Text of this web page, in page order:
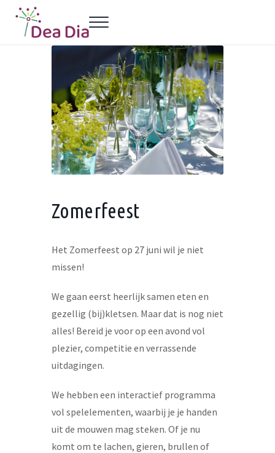
Door naar de hoofd inhoud
Skip to header left navigation
Skip to header right navigation
Skip to site footer
Dea Dia Delft
Netwerk vrouwelijke ondernemers Delft
Menu
Zomerfeest
Het Zomerfeest op 27 juni wil je niet
missen!
We gaan eerst heerlijk samen eten en
gezellig (bij)kletsen. Maar dat is nog niet
alles! Bereid je voor op een avond vol
plezier, competitie en verrassende
uitdagingen.
We hebben een interactief programma
vol spelelementen, waarbij je je handen
uit de mouwen mag steken. Of je nu
komt om te lachen, gieren, brullen of